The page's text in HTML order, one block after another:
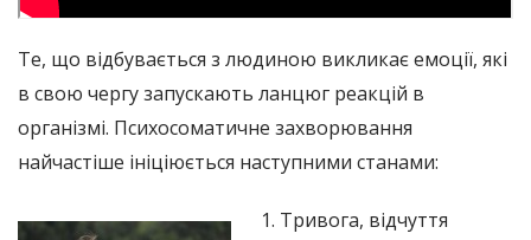
Те, що відбувається з людиною викликає емоції, які
в свою чергу запускають ланцюг реакцій в
організмі. Психосоматичне захворювання
найчастіше ініціюється наступними станами:
1. Тривога, відчуття